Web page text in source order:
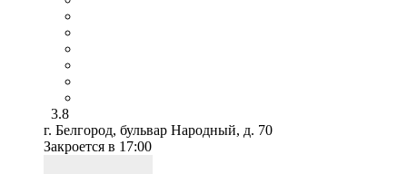
3.8
г. Белгород, бульвар Народный, д. 70
Закроется в 17:00